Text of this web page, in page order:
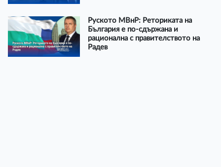
Руското МВнР: Реториката на
България е по-сдържана и
рационална с правителството на
Радев